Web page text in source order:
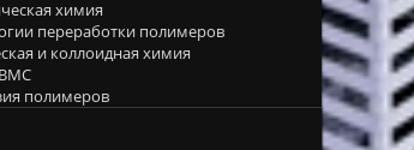
химия
переработки полимеров
и коллоидная химия
полимеров